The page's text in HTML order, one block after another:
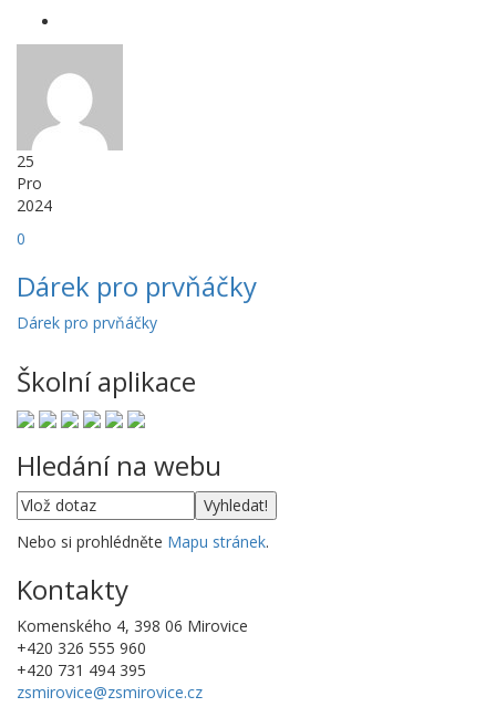
25
Pro
2024
0
Dárek pro prvňáčky
Dárek pro prvňáčky
Školní aplikace
Hledání na webu
Nebo si prohlédněte Mapu stránek.
Kontakty
Komenského 4, 398 06 Mirovice
+420 326 555 960
+420 731 494 395
zsmirovice@zsmirovice.cz